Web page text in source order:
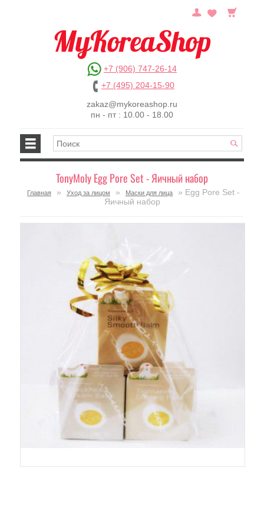
+7 (906) 747-26-14
+7 (495) 204-15-90
zakaz@mykoreashop.ru
пн - пт : 10.00 - 18.00
TonyMoly Egg Pore Set - Яичный набор
Главная » Уход за лицом » Маски для лица
» Egg Pore Set -
Яичный набор